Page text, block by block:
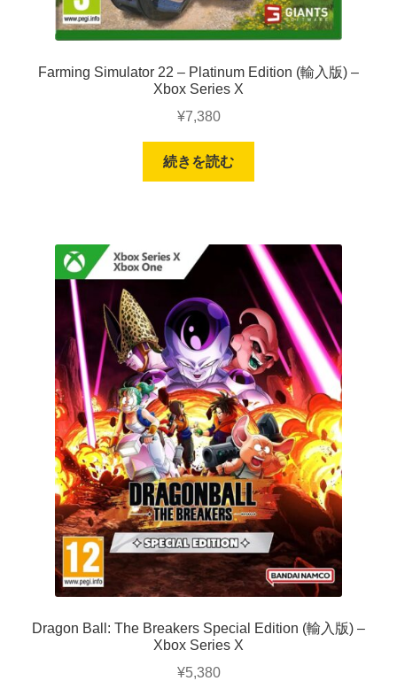
Farming Simulator 22 – Platinum Edition (輸入版) –
Xbox Series X
¥7,380
続きを読む
Dragon Ball: The Breakers Special Edition (輸入版) –
Xbox Series X
¥5,380